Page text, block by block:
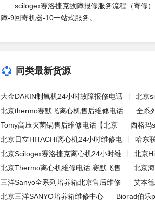
scilogex赛洛捷克故障报修服务流程（寄修）
障-9回寄机器-10一站式服务。
同类最新货源
大金DAKIN制氧机24小时故障报修电话 北京
北京thermo赛默飞离心机售后维修电话
全系
Tomy高压灭菌锅售后维修电话【北京
西格玛
北京日立HITACHI离心机24小时维修电
哈东
北京Scilogex赛洛捷克离心机24小时维
北京
北京Thermo离心机维修电话 赛默飞售
北京
三洋Sanyo全系列培养箱北京售后维修
艾本
北京三洋SANYO培养箱维修中心
Biorad伯乐